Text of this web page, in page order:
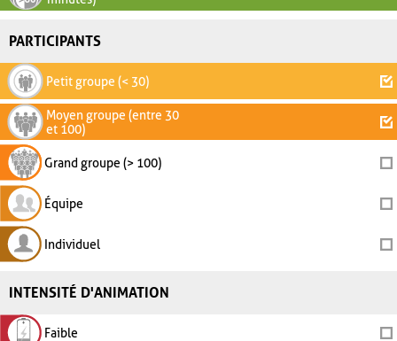
PARTICIPANTS
Petit groupe (< 30)
Moyen groupe (entre 30
et 100)
Grand groupe (> 100)
Équipe
Individuel
INTENSITÉ D'ANIMATION
Faible